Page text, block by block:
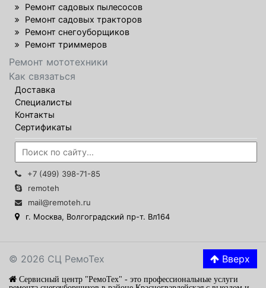
Ремонт садовых пылесосов
Ремонт садовых тракторов
Ремонт снегоуборщиков
Ремонт триммеров
Ремонт мототехники
Как связаться
Доставка
Специалисты
Контакты
Сертификаты
+7 (499) 398-71-85
remoteh
mail@remoteh.ru
г. Москва, Волгоградский пр-т. Вл164
© 2026 СЦ РемоТех Вверх
Сервисный центр "РемоТех" - это профессиональные услуги